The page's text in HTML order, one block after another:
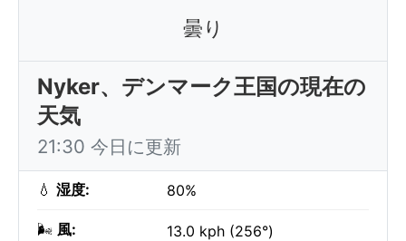
曇り
Nyker、デンマーク王国の現在の
天気
21:30 今日に更新
💧 湿度: 80%
🌬️ 風: 13.0 kph (256°)